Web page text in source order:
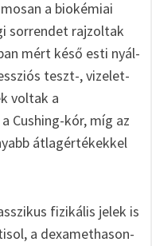
a biokémiai
sorrendet rajzoltak
mért késő esti nyál-
teszt-, vizelet-
voltak a
Cushing-kór, míg az
átlagértékekkel
fizikális jelek is
a dexamethason-